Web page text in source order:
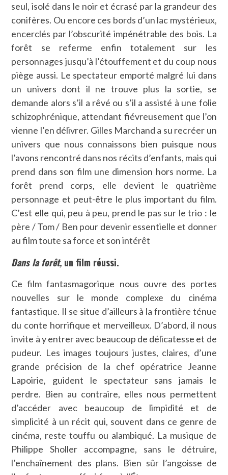
seul, isolé dans le noir et écrasé par la grandeur des
conifères. Ou encore ces bords d’un lac mystérieux,
encerclés par l’obscurité impénétrable des bois. La
forêt se referme enfin totalement sur les
personnages jusqu’à l’étouffement et du coup nous
piège aussi. Le spectateur emporté malgré lui dans
un univers dont il ne trouve plus la sortie, se
demande alors s’il a rêvé ou s’il a assisté à une folie
schizophrénique, attendant fiévreusement que l’on
vienne l’en délivrer. Gilles Marchand a su recréer un
univers que nous connaissons bien puisque nous
l’avons rencontré dans nos récits d’enfants, mais qui
prend dans son film une dimension hors norme. La
forêt prend corps, elle devient le quatrième
personnage et peut-être le plus important du film.
C’est elle qui, peu à peu, prend le pas sur le trio : le
père / Tom / Ben pour devenir essentielle et donner
au film toute sa force et son intérêt
Dans la forêt, un film réussi.
Ce film fantasmagorique nous ouvre des portes
nouvelles sur le monde complexe du cinéma
fantastique. Il se situe d’ailleurs à la frontière ténue
du conte horrifique et merveilleux. D’abord, il nous
invite à y entrer avec beaucoup de délicatesse et de
pudeur. Les images toujours justes, claires, d’une
grande précision de la chef opératrice Jeanne
Lapoirie, guident le spectateur sans jamais le
perdre. Bien au contraire, elles nous permettent
d’accéder avec beaucoup de limpidité et de
simplicité à un récit qui, souvent dans ce genre de
cinéma, reste touffu ou alambiqué. La musique de
Philippe Sholler accompagne, sans le détruire,
l’enchaînement des plans. Bien sûr l’angoisse de